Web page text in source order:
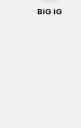
BiG Rock